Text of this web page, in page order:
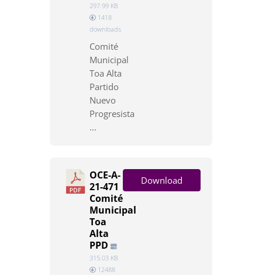
297.99 KB
1418
downloads
Comité
Municipal
Toa Alta
Partido
Nuevo
Progresista
...
OCE-A-
21-471
Comité
Municipal
Toa
Alta
PPD
315.03 KB
12488
Download